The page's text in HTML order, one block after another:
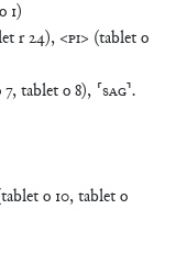
o 1)
r24), <PI> (tableto
7,tableto8), ⸢SAG⸣.
tableto 10,tableto